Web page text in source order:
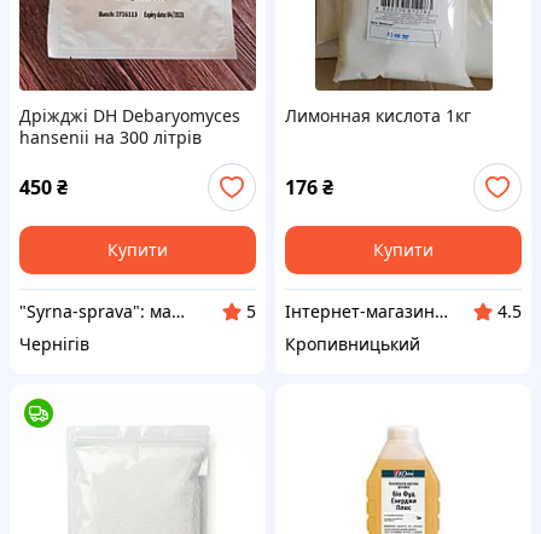
Дріжджі DH Debaryomyces
hansenii на 300 літрів
Дріжджі для захисту сиру
450₴
Купити
"Syrna-sprava": магазин для справжніх сироварів!
5
Чернігів
Лимонная кислота 1кг
176₴
Купити
Інтернет-магазин «Шовковий шлях» спеції, приправи, усе для ковбасних виробів, для саду, городу ...
4.5
Кропивницький